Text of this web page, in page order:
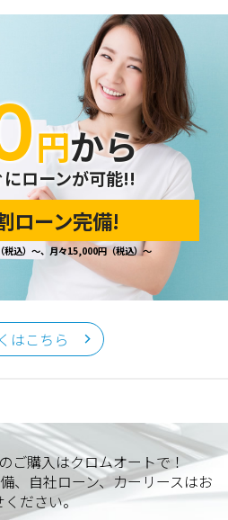
円から
ローンが可能!!
ローン完備!
税込）～、月々15,000円（税込）～
はこちら
ご購入はクロムオートで！
、自社ローン、カーリースはお
ください。